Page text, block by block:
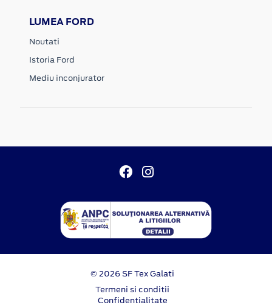
LUMEA FORD
Noutati
Istoria Ford
Mediu inconjurator
© 2026 SF Tex Galati
Termeni si conditii
Confidentialitate